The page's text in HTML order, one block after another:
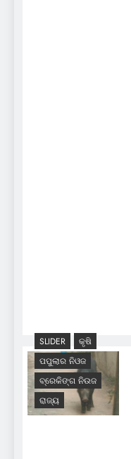
SLIDER
କୃଷି
ପପୁଲାର ନିଓଜ
ବ୍ରେକିଙ୍ଗ ନିଉଜ
ରାଜ୍ୟ